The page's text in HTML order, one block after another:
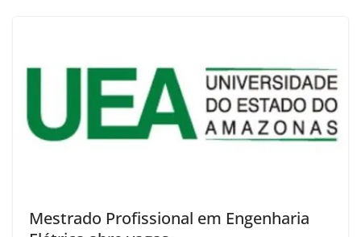
Mestrado Profissional em Engenharia